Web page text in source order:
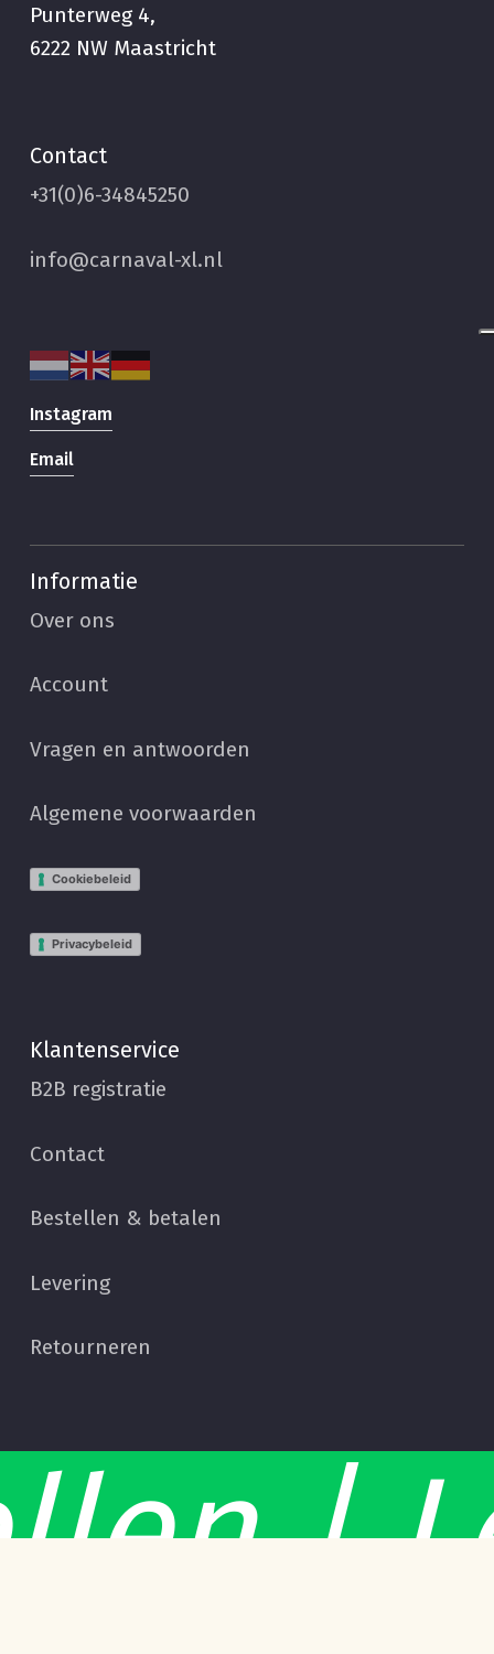
Bekijk Winkelwagen Afrekenen
Punterweg 4,
6222 NW Maastricht
Contact
+31(0)6-34845250
info@carnaval-xl.nl
Instagram
Email
Informatie
Over ons
Account
Vragen en antwoorden
Algemene voorwaarden
Cookiebeleid
Privacybeleid
Klantenservice
B2B registratie
Contact
Bestellen & betalen
Levering
Retourneren
|